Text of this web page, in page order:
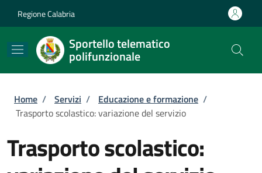
Regione Calabria
Sportello telematico
polifunzionale
Briciole di pane
Home / Servizi / Educazione e formazione /
Trasporto scolastico: variazione del servizio
Trasporto scolastico: